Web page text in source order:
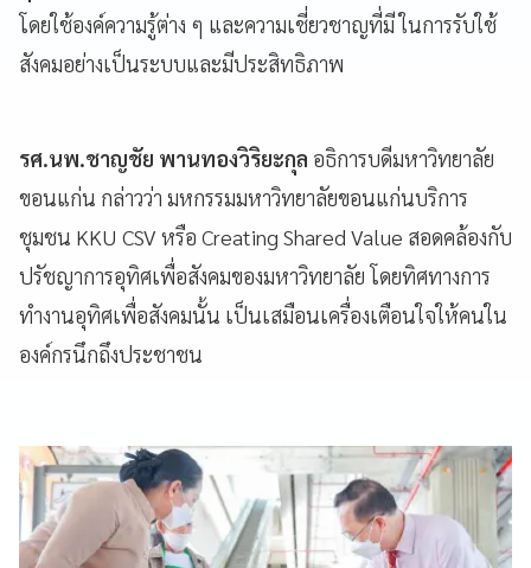
โดยใช้องค์ความรู้ต่าง ๆ และความเชี่ยวชาญที่มี ในการรับใช้
สังคมอย่างเป็นระบบและมีประสิทธิภาพ
รศ.นพ.ชาญชัย พานทองวิริยะกุล อธิการบดีมหาวิทยาลัย
ขอนแก่น กล่าวว่า มหกรรมมหาวิทยาลัยขอนแก่นบริการ
ชุมชน KKU CSV หรือ Creating Shared Value สอดคล้องกับ
ปรัชญาการอุทิศเพื่อสังคมของมหาวิทยาลัย โดยทิศทางการ
ทำงานอุทิศเพื่อสังคมนั้น เป็นเสมือนเครื่องเตือนใจให้คนใน
องค์กรนึกถึงประชาชน